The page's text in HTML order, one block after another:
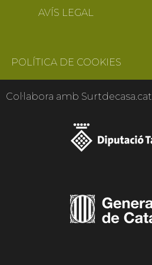
AVÍS LEGAL
POLÍTICA DE COOKIES
Col·labora amb Surtdecasa.cat